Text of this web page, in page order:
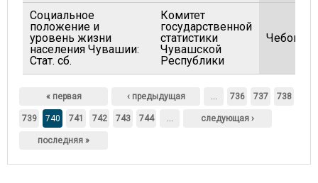
Социальное
положение и
уровень жизни
населения Чувашии:
Стат. сб.
Комитет
государственной
статистики
Чувашской
Республики
« первая ‹ предыдущая … 736 737 738
739 740 741 742 743 744 … следующая ›
последняя »